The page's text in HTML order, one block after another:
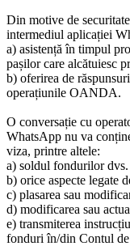
Din motive de
intermediul aplicației
a) asistență în timpul
pașilor care alcătuiesc
b) oferirea de
operațiunile OANDA.
O conversație cu
WhatsApp nu va
viza, printre altele:
a) soldul fondurilor
b) orice aspecte legate
c) plasarea sau
d) modificarea sau
e) transmiterea
fonduri în/din Contul de